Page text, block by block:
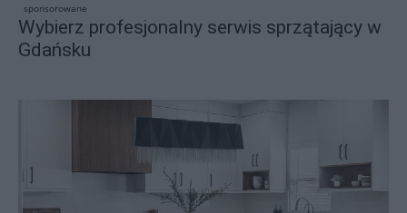
sponsorowane
Wybierz profesjonalny serwis sprzątający w
Gdańsku